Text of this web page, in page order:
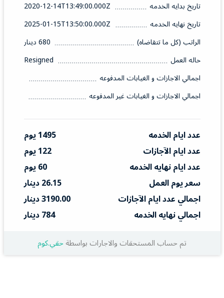
تاريخ بدايه الخدمه
2020-12-14T13:49:00.000Z
تاريخ نهايه الخدمه
2025-01-15T13:50:00.000Z
الراتب (كل ما تتقاضاه)
680 دينار
حاله العمل
Resigned
اجمالي الاجازات و الغيابات المدفوعه
اجمالي الاجازات و الغيابات غير المدفوعه
عدد ايام الخدمه
1495 يوم
عدد ايام الآجازات
122 يوم
عدد ايام نهايه الخدمه
60 يوم
سعر يوم العمل
26.15 دينار
اجمالي عدد ايام الآجازات
3190.00 دينار
اجمالي نهايه الخدمه
784 دينار
تم حساب المستحقات والاجارات بواسطةحقي.كوم